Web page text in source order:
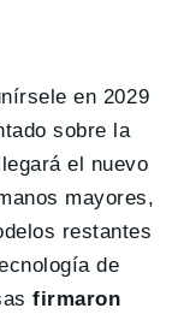
en 2029
sobre la
el nuevo
mayores,
restantes
de
firmaron